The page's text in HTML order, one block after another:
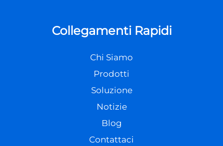
Collegamenti Rapidi
Chi Siamo
Prodotti
Soluzione
Notizie
Blog
Contattaci